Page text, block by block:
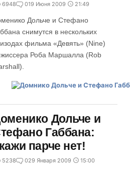
6948 019 Июня 2009 21:49
Дольче и Стефано
снимутся в нескольких
фильма «Девять» (Nine)
Роба Маршалла (Rob
Дольче и
Габбана:
парче нет!
5238 029 Января 2009 15:00